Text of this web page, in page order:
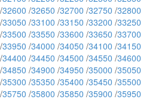
/32600 /32650 /32700 /32750 /32800
/33050 /33100 /33150 /33200 /33250
/33500 /33550 /33600 /33650 /33700
/33950 /34000 /34050 /34100 /34150
/34400 /34450 /34500 /34550 /34600
/34850 /34900 /34950 /35000 /35050
/35300 /35350 /35400 /35450 /35500
/35750 /35800 /35850 /35900 /35950